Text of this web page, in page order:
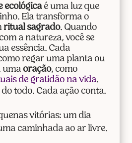
ecológicaé uma luz que
Ela transforma o
ritual sagrado. Quando
a natureza, você se
essência. Cada
regar uma planta ou
uma oração, como
de gratidão na vida.
todo. Cada ação conta.
vitórias: um dia
caminhada ao ar livre.